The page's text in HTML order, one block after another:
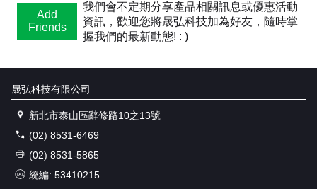
Add
Friends
我們會不定期分享產品相關訊息或優惠活動
資訊，歡迎您將晟弘科技加為好友，隨時掌
握我們的最新動態! : )
晟弘科技有限公司
新北市泰山區辭修路10之13號
(02) 8531-6469
(02) 8531-5865
統編: 53410215